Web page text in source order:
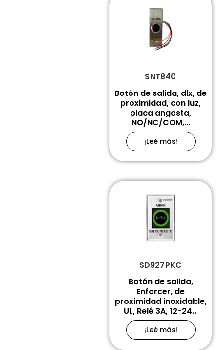
SNT840
Botón de salida, dlx, de
proximidad, con luz,
placa angosta,
NO/NC/COM,...
¡Leé más!
SD927PKC
Botón de salida,
Enforcer, de
proximidad inoxidable,
UL, Relé 3A, 12-24...
¡Leé más!